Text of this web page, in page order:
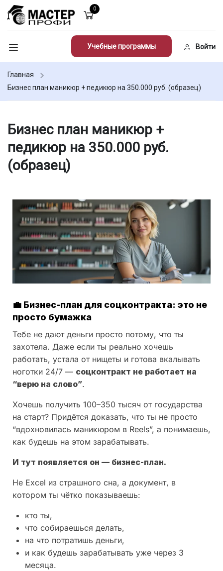
0
Учебные программы Войти
Главная
Бизнес план маникюр + педикюр на 350.000 руб. (образец)
Бизнес план маникюр +
педикюр на 350.000 руб.
(образец)
💼 Бизнес-план для соцконтракта: это не
просто бумажка
Тебе не дают деньги просто потому, что ты
захотела. Даже если ты реально хочешь
работать, устала от нищеты и готова вкалывать
ноготки 24/7 — соцконтракт не работает на
“верю на слово”.
Хочешь получить 100–350 тысяч от государства
на старт? Придётся доказать, что ты не просто
“вдохновилась маникюром в Reels”, а понимаешь,
как будешь на этом зарабатывать.
И тут появляется он — бизнес-план.
Не Excel из страшного сна, а документ, в
котором ты чётко показываешь:
кто ты,
что собираешься делать,
на что потратишь деньги,
и как будешь зарабатывать уже через 3
месяца.